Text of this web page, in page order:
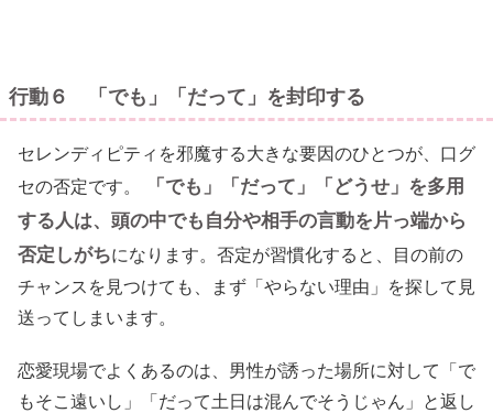
行動６ 「でも」「だって」を封印する
セレンディピティを邪魔する大きな要因のひとつが、口グ
セの否定です。
「でも」「だって」「どうせ」を多用
する人は、頭の中でも自分や相手の言動を片っ端から
否定しがちになります。否定が習慣化すると、目の前の
チャンスを見つけても、まず「やらない理由」を探して見
送ってしまいます。
恋愛現場でよくあるのは、男性が誘った場所に対して「で
もそこ遠いし」「だって土日は混んでそうじゃん」と返し